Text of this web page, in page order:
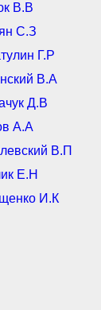
В.В
С.З
Г.Р
В.А
Д.В
А.А
В.П
Е.Н
И.К